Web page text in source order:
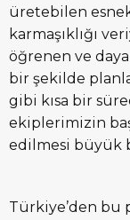
üretebilen
karmaşıklığı
öğrenen ve
bir şekilde
gibi kısa bir
ekiplerimizin
edilmesi büyük
Türkiye’den bu